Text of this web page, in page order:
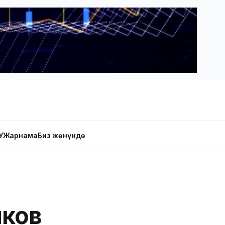
ЖарнамаБиз жөнүндө